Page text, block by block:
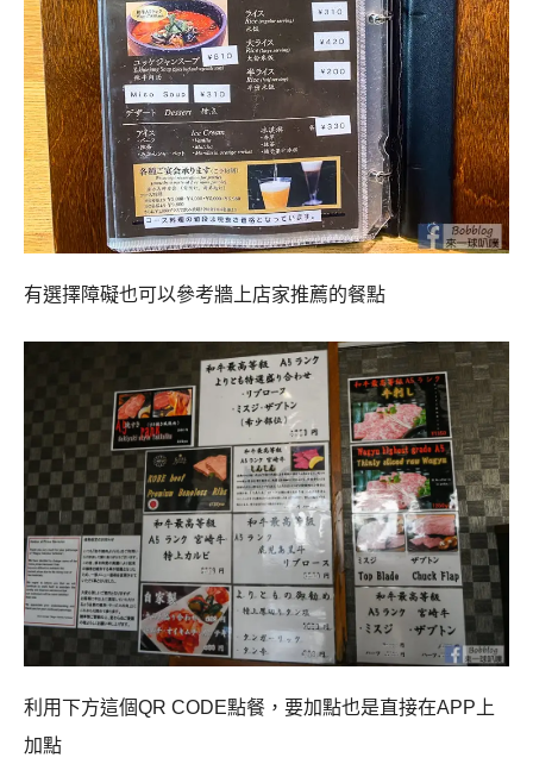
有選擇障礙也可以參考牆上店家推薦的餐點
利用下方這個QR CODE點餐，要加點也是直接在APP上
加點